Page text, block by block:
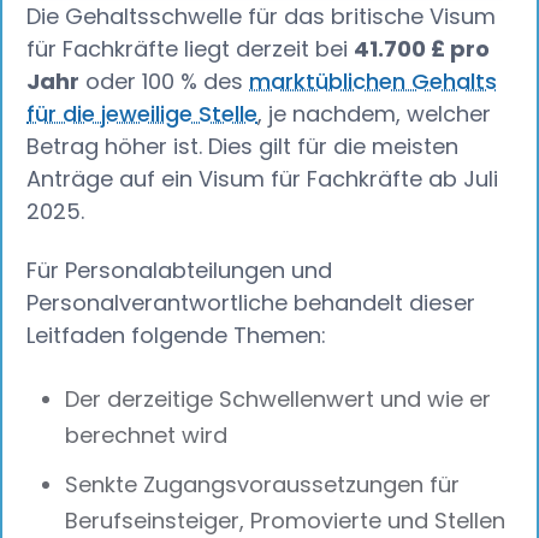
Die Gehaltsschwelle für das britische Visum
für Fachkräfte liegt derzeit bei 41.700 £ pro
Jahr oder 100 % desmarktüblichen Gehalts
für die jeweilige Stelle, je nachdem, welcher
Betrag höher ist. Dies gilt für die meisten
Anträge auf ein Visum für Fachkräfte ab Juli
2025.
Für Personalabteilungen und
Personalverantwortliche behandelt dieser
Leitfaden folgende Themen:
Der derzeitige Schwellenwert und wie er
berechnet wird
Senkte Zugangsvoraussetzungen für
Berufseinsteiger, Promovierte und Stellen